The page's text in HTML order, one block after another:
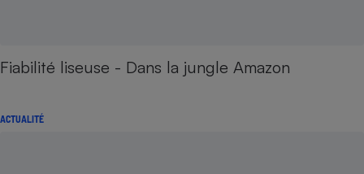
Fiabilité liseuse - Dans la jungle Amazon
ACTUALITÉ